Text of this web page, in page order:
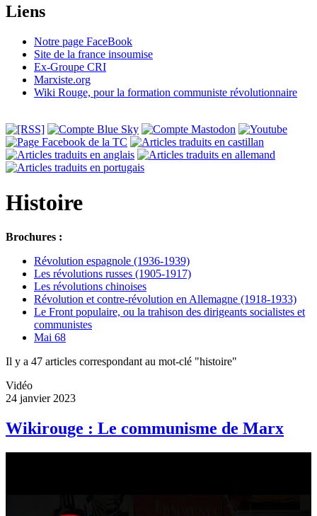
Liens
Notre page FaceBook
Site de la france insoumise
Ex-Groupe CRI
Marxiste.org
Wiki Rouge, pour la formation communiste révolutionnaire
Histoire
Brochures :
Révolution espagnole (1936-1939)
Les révolutions russes (1905-1917)
Les révolutions chinoises
Révolution et contre-révolution en Allemagne (1918-1933)
Le Front populaire, ou la trahison des dirigeants socialistes et
communistes
Mai 68
Il y a 47 articles correspondant au mot-clé "histoire"
Vidéo
24 janvier 2023
Wikirouge : Le communisme de Marx